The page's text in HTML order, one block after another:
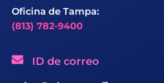
Oficina de Tampa:
(813) 782-9400
ID de correo